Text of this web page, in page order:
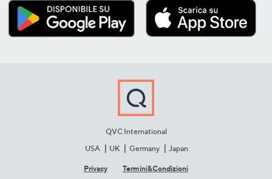
QVC International
USA
UK Germany Japan
Privacy Termini&C​ondizioni